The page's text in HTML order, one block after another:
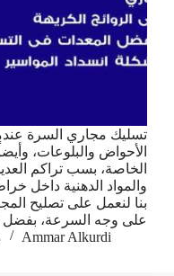
تسليك مجاري السرة
الأحواض والبلوعات،
الخاصة، بسب تراكم
والمواد الدهنية داخل
بنا لنعمل على تصليح
على وجه السرعة،
Ammar Alkurdi